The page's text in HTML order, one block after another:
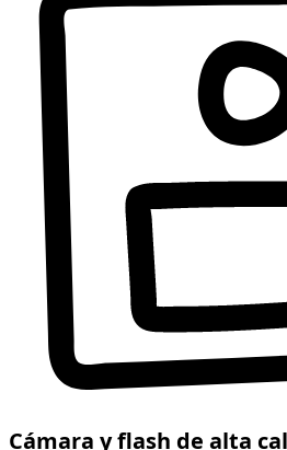
Cámara y flash de alta